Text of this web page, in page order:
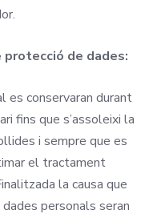
de dades:
es conservaran durant
fins que s’assoleixi la
i sempre que es
el tractament
la causa que
personals seran